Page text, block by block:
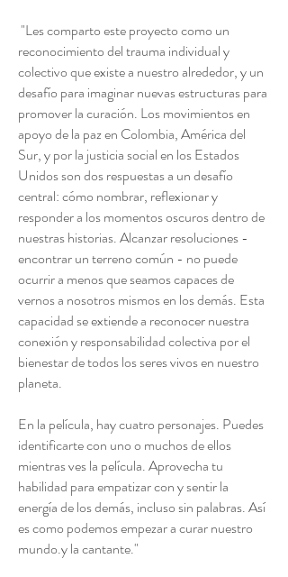
"Les comparto este proyecto como un
reconocimiento del trauma individual y
colectivo que existe a nuestro alrededor, y un
desafío para imaginar nuevas estructuras para
promover la curación. Los movimientos en
apoyo de la paz en Colombia, América del
Sur, y por la justicia social en los Estados
Unidos son dos respuestas a un desafío
central: cómo nombrar, reflexionar y
responder a los momentos oscuros dentro de
nuestras historias. Alcanzar resoluciones -
encontrar un terreno común - no puede
ocurrir a menos que seamos capaces de
vernos a nosotros mismos en los demás. Esta
capacidad se extiende a reconocer nuestra
conexión y responsabilidad colectiva por el
bienestar de todos los seres vivos en nuestro
planeta.
En la película, hay cuatro personajes. Puedes
identificarte con uno o muchos de ellos
mientras ves la película. Aprovecha tu
habilidad para empatizar con y sentir la
energía de los demás, incluso sin palabras. Así
es como podemos empezar a curar nuestro
mundo.y la cantante."